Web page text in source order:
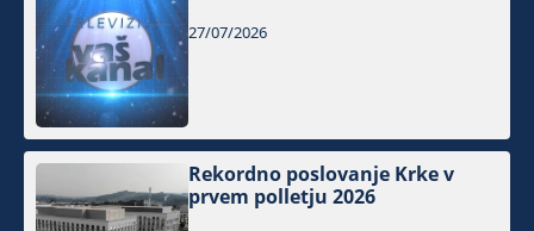
27/07/2026
Rekordno poslovanje Krke v
prvem polletju 2026